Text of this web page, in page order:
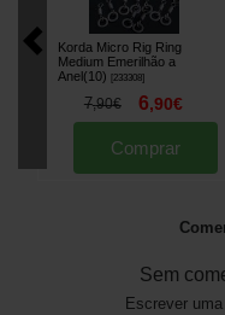
Korda Micro Rig Ring
Medium Emerilhão a
Anel(10)
[233308]
7,90€ 6,90€
Comprar
Sem
Escrever